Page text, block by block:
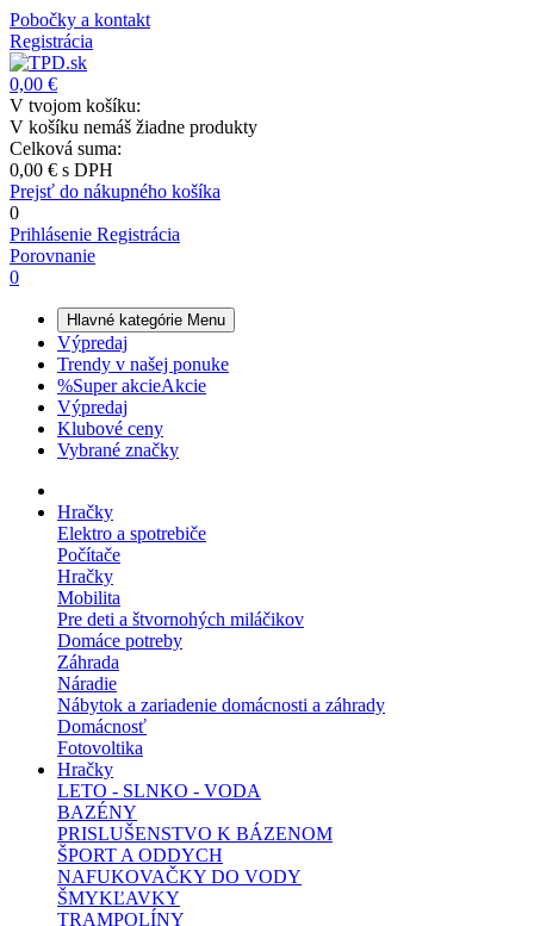
Pobočky a kontakt
Registrácia
0,00 €
V tvojom košíku:
V košíku nemáš žiadne produkty
Celková suma:
0,00 € s DPH
Prejsť do nákupného košíka
0
Prihlásenie Registrácia
Porovnanie
0
Hlavné kategórie Menu
Výpredaj
Trendy v našej ponuke
%Super akcieAkcie
Výpredaj
Klubové ceny
Vybrané značky
Hračky
Elektro a spotrebiče
Počítače
Hračky
Mobilita
Pre deti a štvornohých miláčikov
Domáce potreby
Záhrada
Náradie
Nábytok a zariadenie domácnosti a záhrady
Domácnosť
Fotovoltika
Hračky
LETO - SLNKO - VODA
BAZÉNY
PRISLUŠENSTVO K BÁZENOM
ŠPORT A ODDYCH
NAFUKOVAČKY DO VODY
ŠMYKĽAVKY
TRAMPOLÍNY